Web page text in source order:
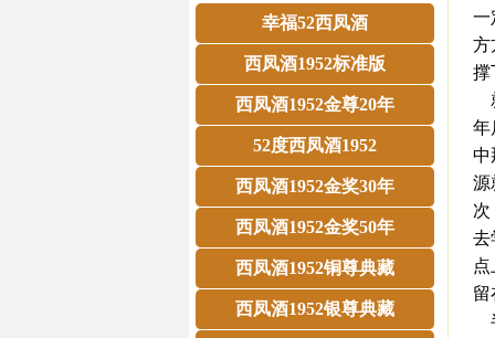
幸福52西凤酒
西凤酒1952标准版
西凤酒1952金尊20年
52度西凤酒1952
西凤酒1952金奖30年
西凤酒1952金奖50年
西凤酒1952铜尊典藏
西凤酒1952银尊典藏
一
方
撑
年
中
源
次
去
留